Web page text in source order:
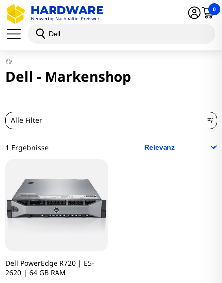
0
Dell - Markenshop
Alle Filter
1 Ergebnisse
Dell PowerEdge R720 | E5-
2620 | 64 GB RAM